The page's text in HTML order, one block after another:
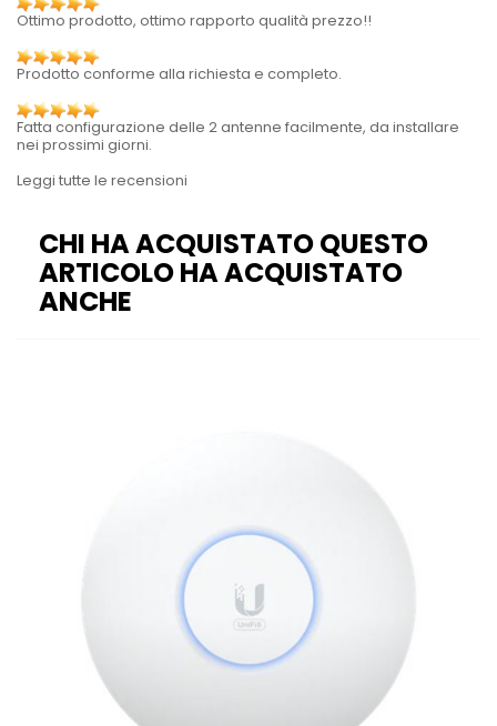
Ottimo prodotto, ottimo rapporto qualità prezzo!!
Prodotto conforme alla richiesta e completo.
Fatta configurazione delle 2 antenne facilmente, da installare
nei prossimi giorni.
Leggi tutte le recensioni
CHI HA ACQUISTATO QUESTO
ARTICOLO HA ACQUISTATO
ANCHE